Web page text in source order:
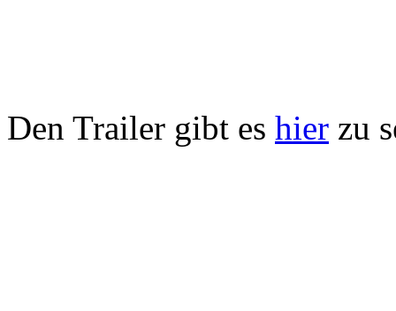
Den Trailer gibt es hier zu